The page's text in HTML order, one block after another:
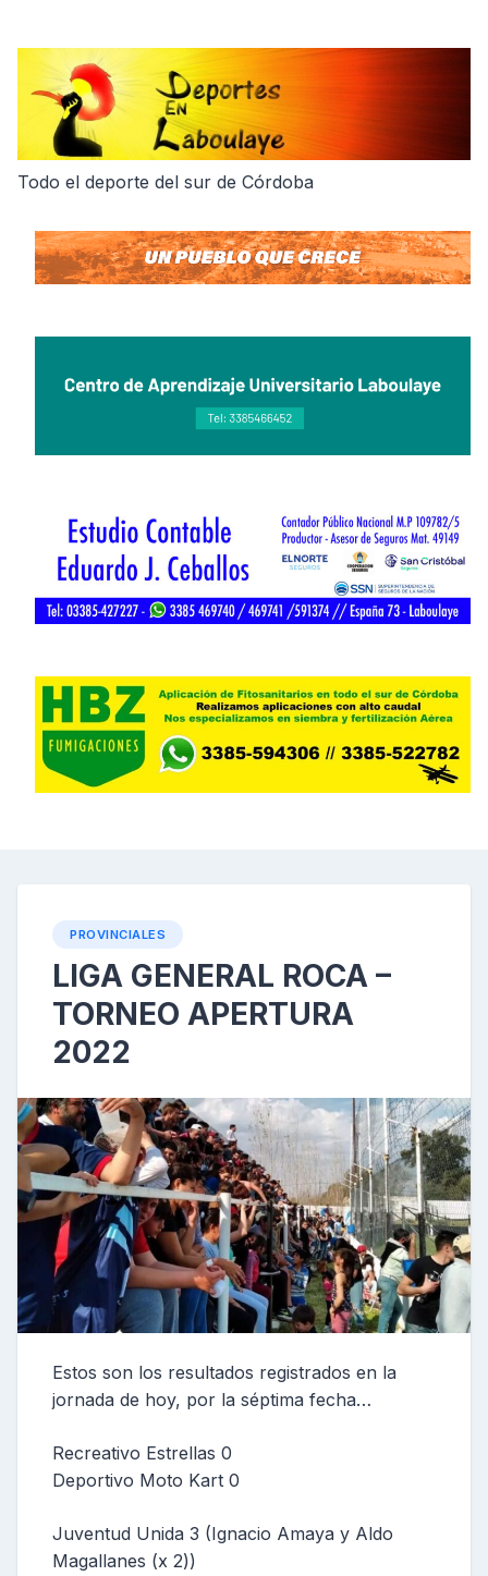
Todo el deporte del sur de Córdoba
PROVINCIALES
LIGA GENERAL ROCA –
TORNEO APERTURA
2022
Estos son los resultados registrados en la
jornada de hoy, por la séptima fecha…
Recreativo Estrellas 0
Deportivo Moto Kart 0
Juventud Unida 3 (Ignacio Amaya y Aldo
Magallanes (x 2))